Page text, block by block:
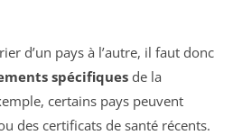
d’un pays à l’autre, il faut donc
spécifiques de la
certains pays peuvent
des certificats de santé récents.